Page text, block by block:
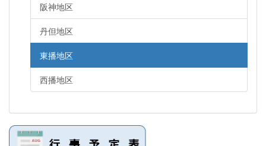
阪神地区
丹但地区
東播地区
西播地区